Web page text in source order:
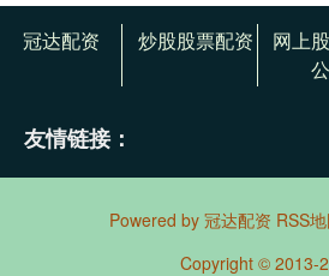
冠达配资 炒股股票配资
网上
友情链接：
Powered by 冠达配资 RSS
Copyright © 2013-